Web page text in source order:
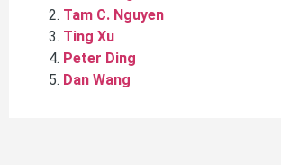
Tam C. Nguyen
Ting Xu
Peter Ding
Dan Wang